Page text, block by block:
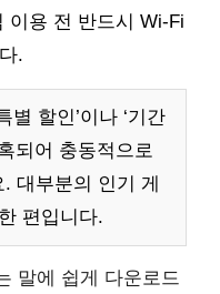
이용 전 반드시 Wi-Fi
.
별 할인’이나 ‘기간
되어 충동적으로
대부분의 인기 게
편입니다.
말에 쉽게 다운로드